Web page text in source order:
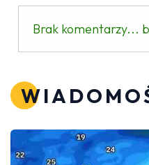
Brak komentarzy...